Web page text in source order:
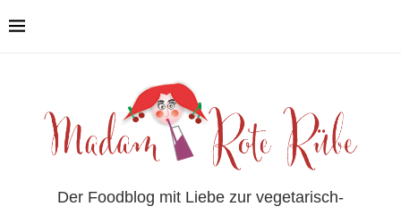
Der Foodblog mit Liebe zur vegetarisch-